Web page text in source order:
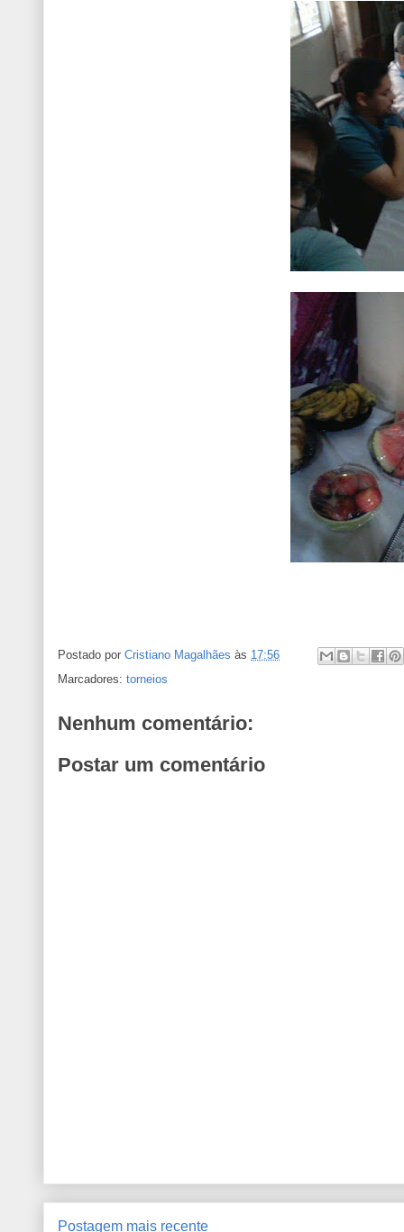
Postado por Cristiano Magalhães às 17:56
Marcadores: torneios
Nenhum comentário:
Postar um comentário
Postagem mais recente